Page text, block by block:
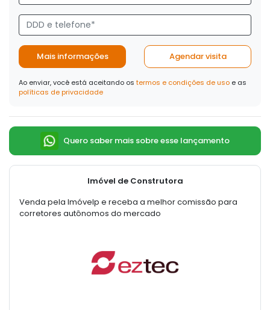
Mais informações Agendar visita
Ao enviar, você está aceitando os termos e condições de uso e as
políticas de privacidade
Quero saber mais sobre esse lançamento
Imóvel de Construtora
Venda pela Imóvelp e receba a melhor comissão para
corretores autônomos do mercado